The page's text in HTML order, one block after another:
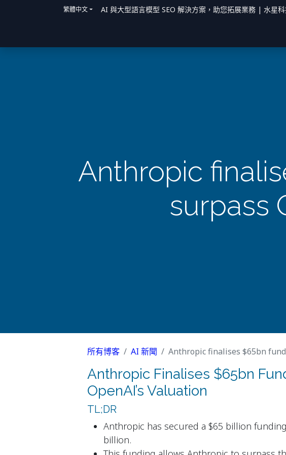
繁體中文 AI 與大型語言模型 SEO 解決方案，助您拓展業務 | 水星
Anthropic
surpass
所有博客 AI 新聞 Anthropic finalises $65bn
Anthropic Finalises $65bn
OpenAI’s Valuation
TL;DR
Anthropic has secured a $65 billion
billion.